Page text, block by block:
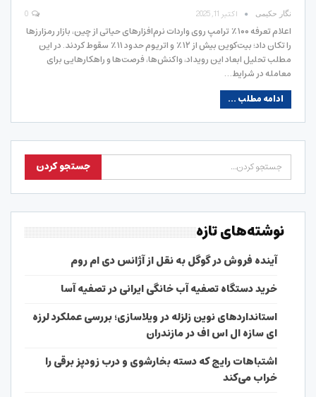
نگار حکیمی اکتبر 11, 2025
اعلام تعرفه ۱۰۰٪ ترامپ روی واردات نرم‌افزارهای حیاتی از چین، بازار رمزارزها
را تکان داد؛ بیت‌کوین بیش از ۱۲٪ و اتریوم حدود ۱۱٪ سقوط کردند. در این
مطلب تحلیل ابعاد این رویداد، واکنش‌ها، فرصت‌ها و راهکارهایی برای
معامله در شرایط…
ادامه مطلب ...
نوشته‌های تازه
آینده فروش در گوگل به نقل از آژانس دی ام روم
خرید دستگاه تصفیه آب خانگی ایرانی در تصفیه آسا
استانداردهای نوین زلزله در ویلاسازی؛ بررسی عملکرد لرزه
ای سازه ال اس اف در مازندران
اشتباهات رایج که دسته بخارشوی و درب زودپز برقی را
خراب می‌کند